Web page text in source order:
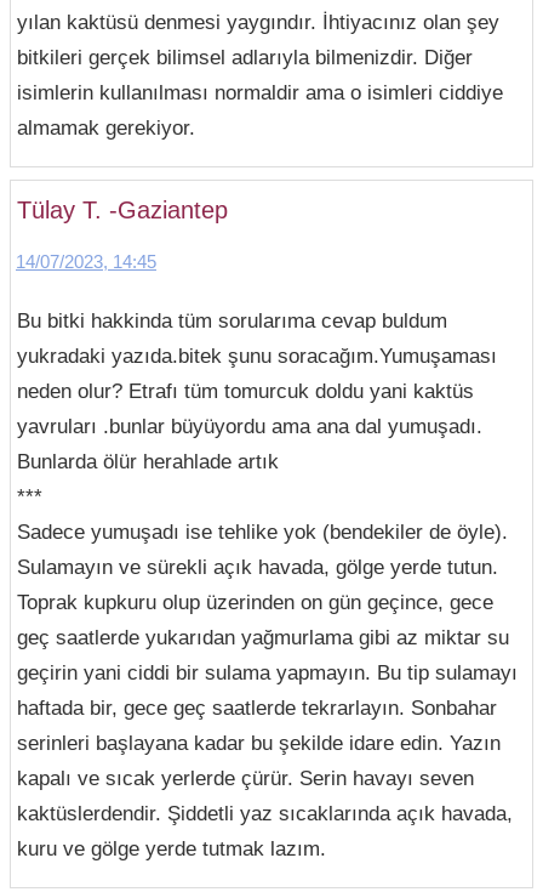
yılan kaktüsü denmesi yaygındır. İhtiyacınız olan şey
bitkileri gerçek bilimsel adlarıyla bilmenizdir. Diğer
isimlerin kullanılması normaldir ama o isimleri ciddiye
almamak gerekiyor.
Tülay T. -Gaziantep
14/07/2023, 14:45
Bu bitki hakkinda tüm sorularıma cevap buldum
yukradaki yazıda.bitek şunu soracağım.Yumuşaması
neden olur? Etrafı tüm tomurcuk doldu yani kaktüs
yavruları .bunlar büyüyordu ama ana dal yumuşadı.
Bunlarda ölür herahlade artık
***
Sadece yumuşadı ise tehlike yok (bendekiler de öyle).
Sulamayın ve sürekli açık havada, gölge yerde tutun.
Toprak kupkuru olup üzerinden on gün geçince, gece
geç saatlerde yukarıdan yağmurlama gibi az miktar su
geçirin yani ciddi bir sulama yapmayın. Bu tip sulamayı
haftada bir, gece geç saatlerde tekrarlayın. Sonbahar
serinleri başlayana kadar bu şekilde idare edin. Yazın
kapalı ve sıcak yerlerde çürür. Serin havayı seven
kaktüslerdendir. Şiddetli yaz sıcaklarında açık havada,
kuru ve gölge yerde tutmak lazım.